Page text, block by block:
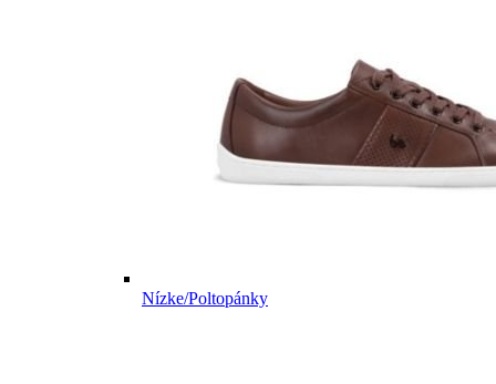
Nízke/Poltopánky